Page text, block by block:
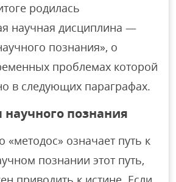
родилась
научная дисциплина —
познания», о
проблемах которой
в следующих параграфах.
познания
«методос» означает путь к
познании этот путь,